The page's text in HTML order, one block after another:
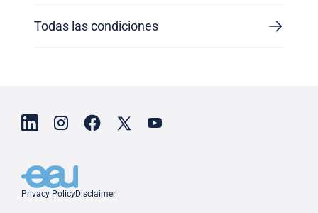
Todas las condiciones
Privacy PolicyDisclaimer